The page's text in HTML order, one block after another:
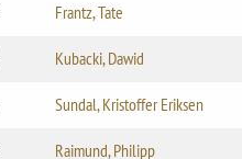
Frantz, Tate
Kubacki, Dawid
Sundal, Kristoffer Eriksen
Raimund, Philipp